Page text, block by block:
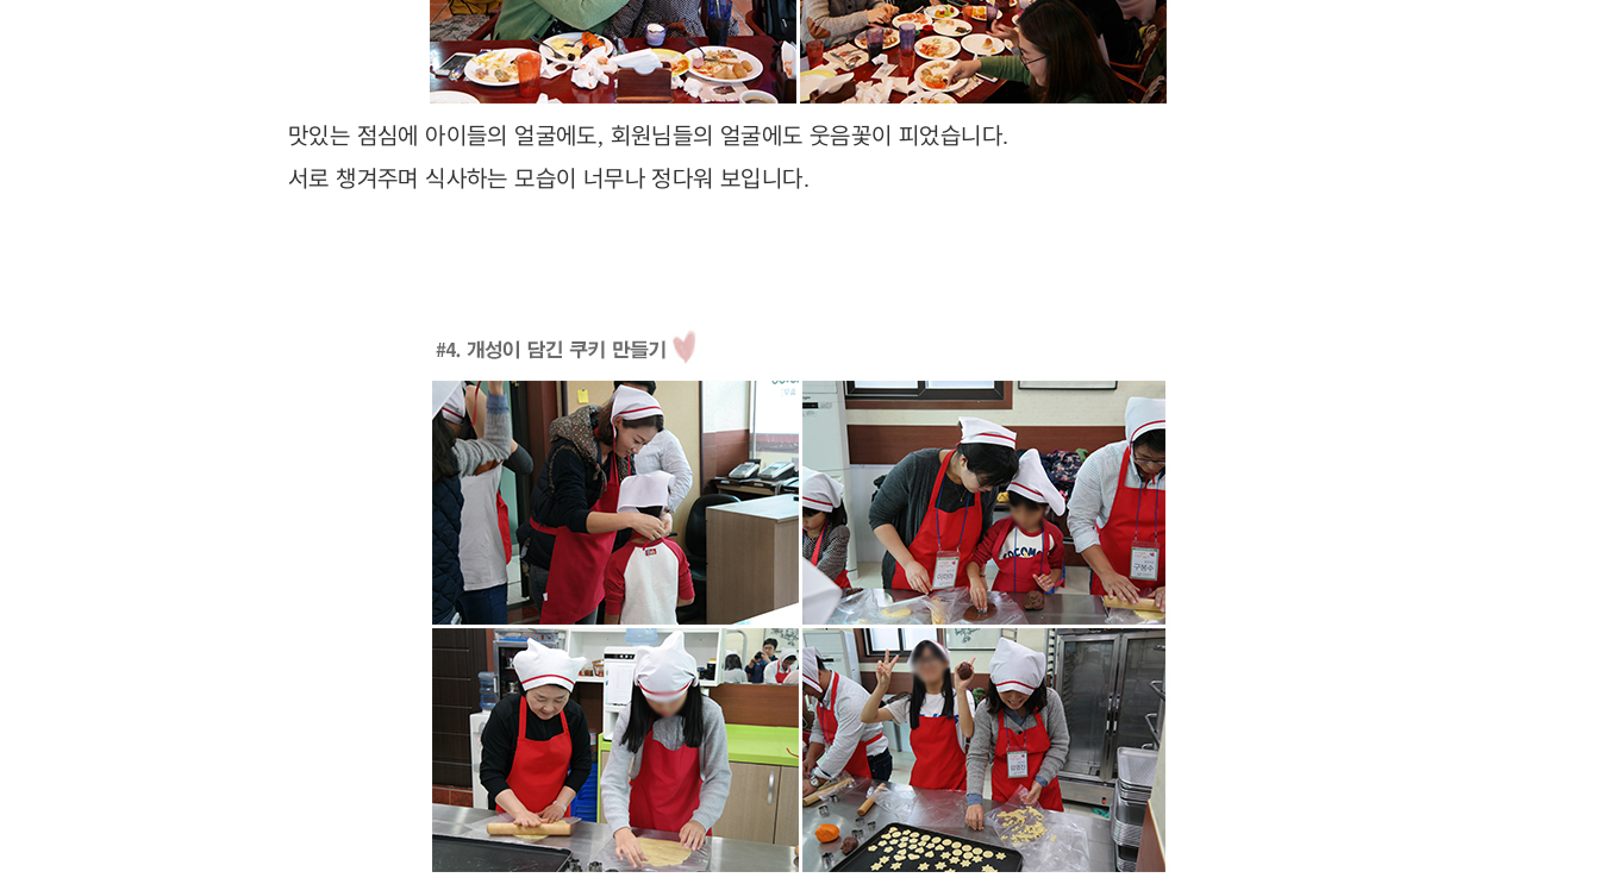
맛있는 점심에 아이들의 얼굴에도, 회원님들의 얼굴에도 웃음꽃이 피었습니다.
서로 챙겨주며 식사하는 모습이 너무나 정다워 보입니다.